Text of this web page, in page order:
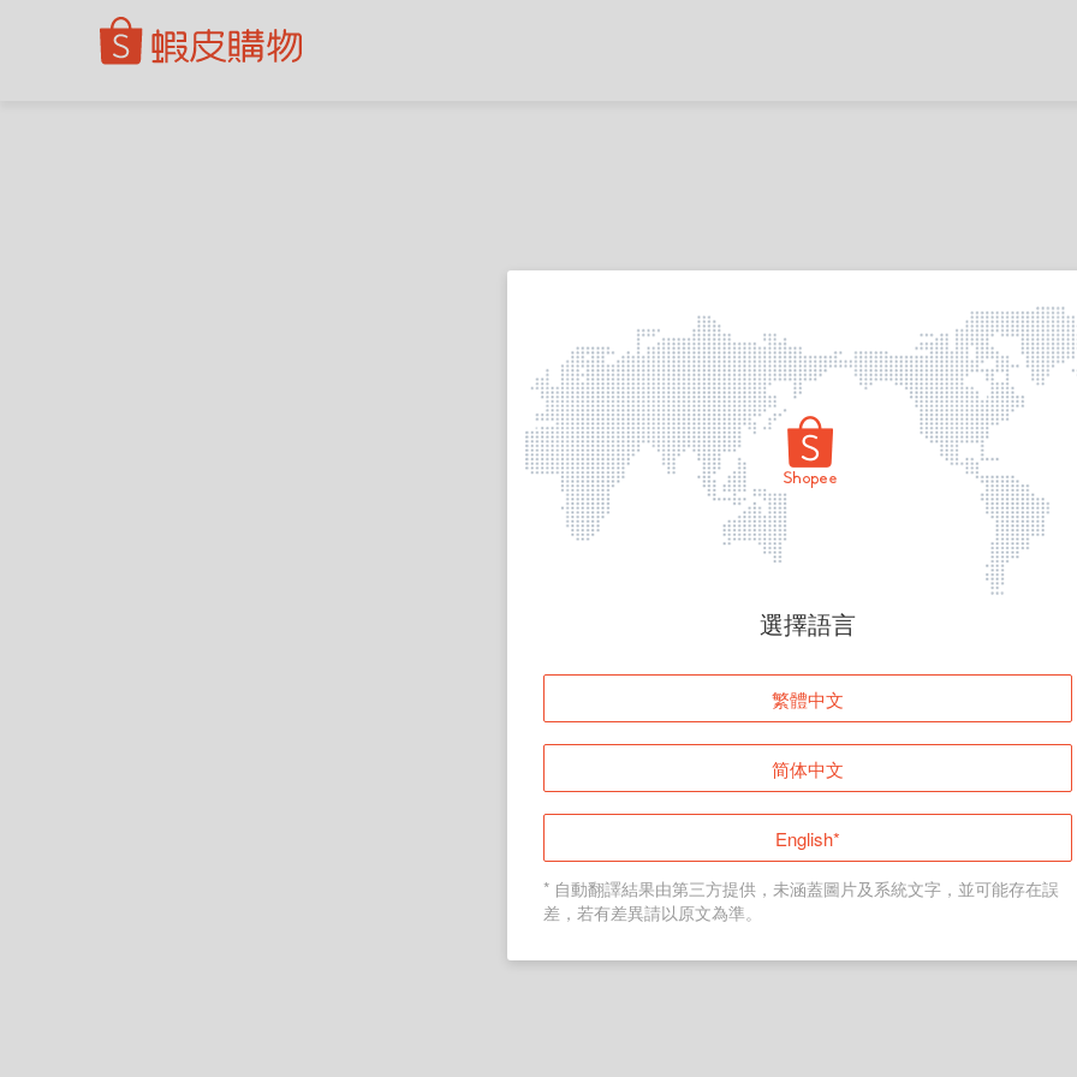
頁面無法顯示
登入
返回首頁
選擇語言
繁體中文
简体中文
English*
* 自動翻譯結果由第三方提供，未涵蓋圖片及系統文字，並可能存在誤
差，若有差異請以原文為準。